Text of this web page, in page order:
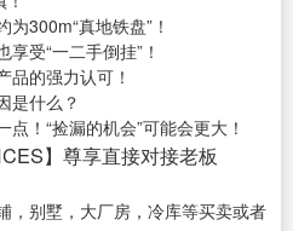
300m“真地铁盘”！
受“一二手倒挂”！
品的强力认可！
是什么？
！“捡漏的机会”可能会更大！
】尊享直接对接老板
，别墅，大厂房，冷库等买卖或者